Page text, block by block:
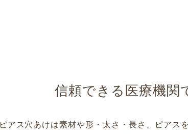
信頼できる医療機関
ピアス穴あけは素材や形・太さ・長さ、ピアス